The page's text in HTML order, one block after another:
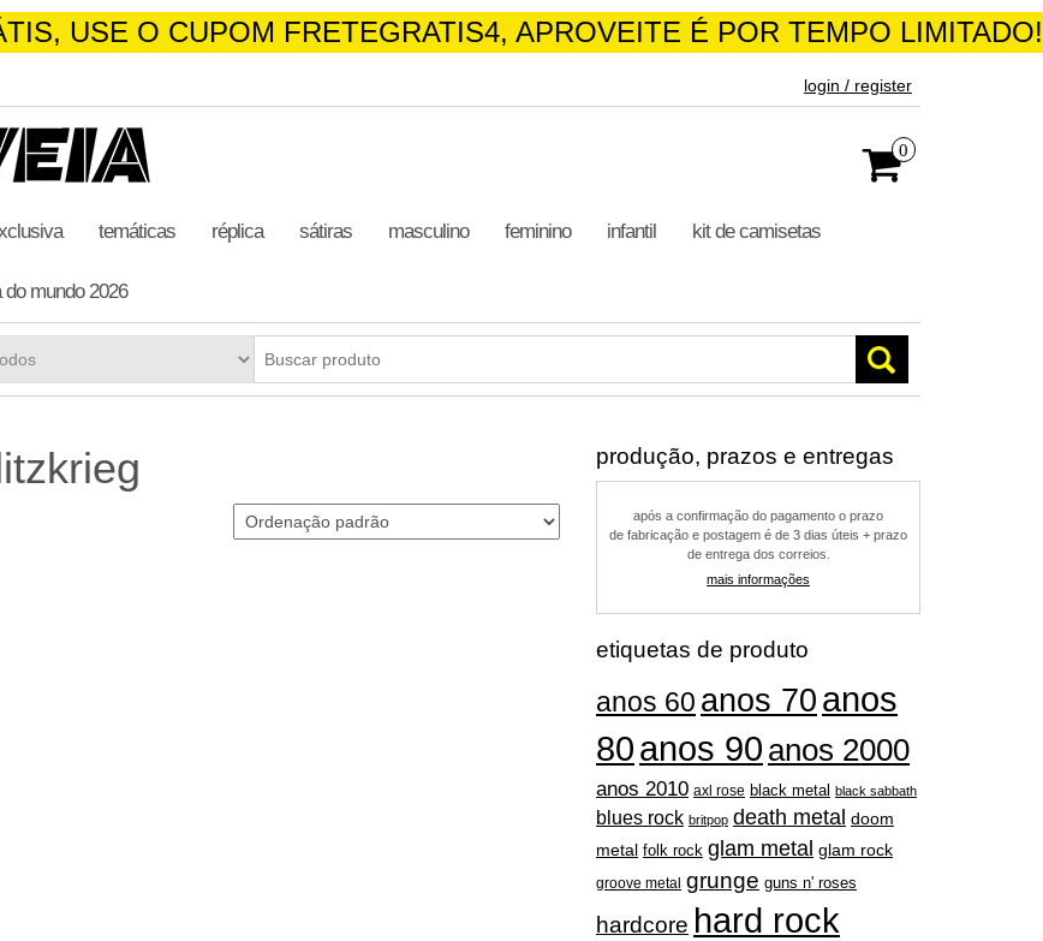
USE O CUPOM FRETEGRATIS4, APROVEITE É POR TEMPO LIMITADO!
login / register
0
temáticas réplica sátiras masculino feminino infantil kit de camisetas
do mundo 2026
produção, prazos e entregas
após a confirmação do pagamento o prazo
de fabricação e postagem é de 3 dias úteis + prazo
de entrega dos correios.
mais informações
etiquetas de produto
anos 60 anos 70 anos
80anos 90 anos 2000
anos 2010 axl rose black metal black sabbath
blues rock britpop death metal doom
metal folk rock glam metal glam rock
groove metal grunge guns n' roses
hardcore hard rock